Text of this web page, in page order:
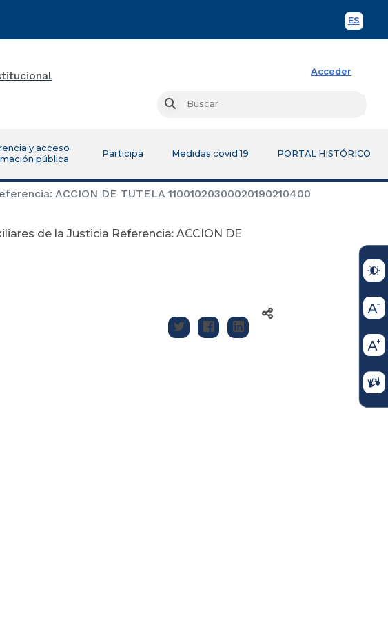
ES
Acceder
Buscar
y acceso
pública
Participa Medidas covid 19 PORTAL HISTÓRICO
ACCION DE TUTELA 11001020300020190210400
de la Justicia Referencia: ACCION DE